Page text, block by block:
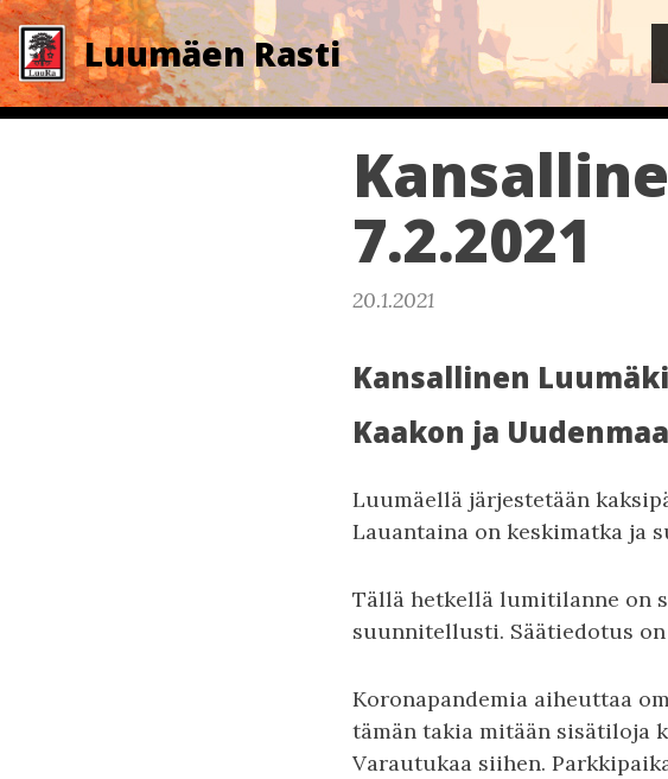
Luumäen Rasti
7.2.2021
20.1.2021
Kansallinen
Kaakon ja
Luumäellä järjestetään
Lauantaina on keskimatka ja
Tällä hetkellä lumitilanne on
suunnitellusti. Säätiedotus
Koronapandemia aiheuttaa
tämän takia mitään sisätiloja
Varautukaa siihen.